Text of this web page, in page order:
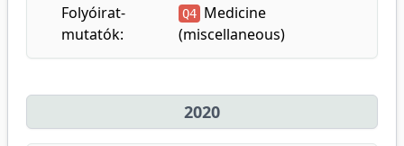
Folyóirat-
mutatók:
Q4 Medicine
(miscellaneous)
2020